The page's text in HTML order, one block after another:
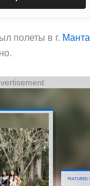
полеты в г. Манта